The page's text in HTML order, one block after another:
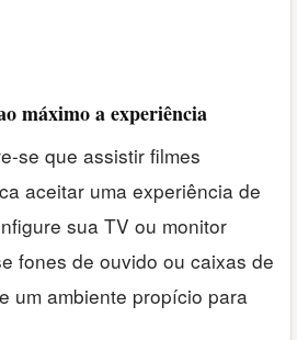
máximo a experiência
se que assistir filmes
aceitar uma experiência de
sua TV ou monitor
fones de ouvido ou caixas de
um ambiente propício para